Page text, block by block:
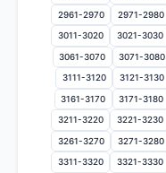
2961-2970 2971-2980
3011-3020 3021-3030
3061-3070 3071-3080
3111-3120 3121-3130
3161-3170 3171-3180
3211-3220 3221-3230
3261-3270 3271-3280
3311-3320 3321-3330